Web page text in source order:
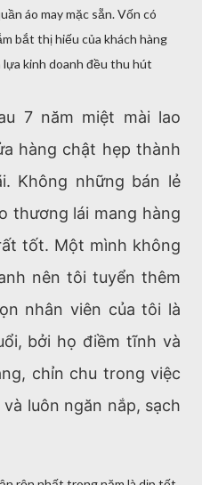
áo may mặc sẵn. Vốn có
bắt thị hiếu của khách hàng
kinh doanh đều thu hút
7 năm miệt mài lao
hàng chật hẹp thành
Không những bán lẻ
thương lái mang hàng
tốt. Một mình không
nên tôi tuyển thêm
nhân viên của tôi là
bởi họ điềm tĩnh và
chỉn chu trong việc
luôn ngăn nắp, sạch